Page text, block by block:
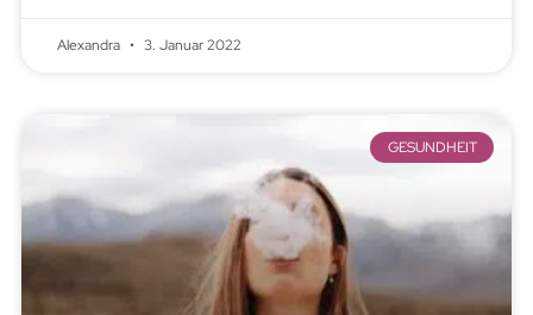
Alexandra 3. Januar 2022
GESUNDHEIT